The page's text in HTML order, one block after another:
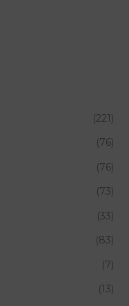
(221)
(76)
(76)
(73)
(33)
(83)
(7)
(13)